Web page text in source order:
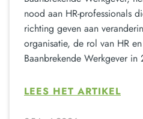
nood aan HR-professionals
richting geven aan
organisatie, de rol van HR
Baanbrekende Werkgever
LEES HET ARTIKEL